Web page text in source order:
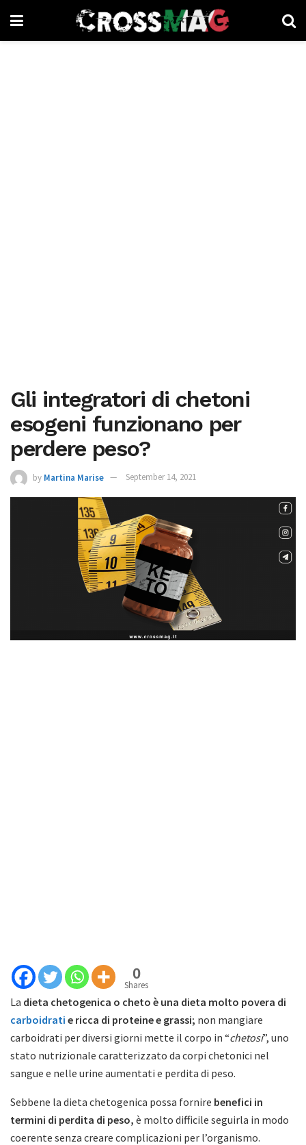
Gli integratori di chetoni
esogeni funzionano per
perdere peso?
by Martina Marise September 14, 2021
0
Shares
La dieta chetogenica o cheto è una dieta molto povera di
carboidrati e ricca di proteine e grassi; non mangiare
carboidrati per diversi giorni mette il corpo in “chetosi”, uno
stato nutrizionale caratterizzato da corpi chetonici nel
sangue e nelle urine aumentati e perdita di peso.
Sebbene la dieta chetogenica possa fornire benefici in
termini di perdita di peso, è molto difficile seguirla in modo
coerente senza creare complicazioni per l’organismo.